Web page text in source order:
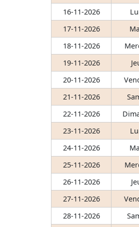
16-11-2026
17-11-2026
18-11-2026
19-11-2026
20-11-2026
21-11-2026
22-11-2026
23-11-2026
24-11-2026
25-11-2026
26-11-2026
27-11-2026
28-11-2026